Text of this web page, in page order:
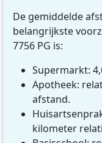
De gemiddelde
belangrijkste
7756 PG is:
Supermarkt:
Apotheek:
afstand.
kilometer